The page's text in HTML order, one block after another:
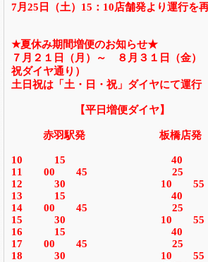
7月25日（土）15：10店舗発より運行を
★夏休み期間増便のお知らせ★
７月２１日（月）～ ８月３１日（金）
祝ダイヤ通り）
土日祝は「土・日・祝」ダイヤにて運行
【平日増便ダイヤ】
赤羽駅発 板橋店発
10 15 40
11 00 45 25
12 30 10 55
13 15 40
14 00 45 25
15 30 10 55
16 15 40
17 00 45 25
18 30 10 55